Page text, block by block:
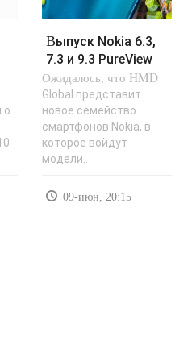
о
Выпуск Nokia 6.3,
7.3 и 9.3 PureView
снова
откладывается -..
Ожидалось, что HMD
Global представит
новое семейство
смартфонов Nokia, в
которое войдут
модели..
09-июн, 20:15